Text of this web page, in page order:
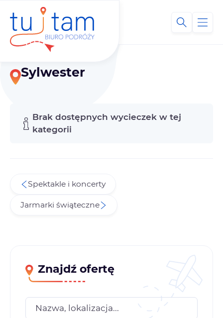
Sylwester
Brak dostępnych wycieczek w tej
kategorii
Spektakle i koncerty
Jarmarki świąteczne
Znajdź ofertę
Nazwa, lokalizacja...